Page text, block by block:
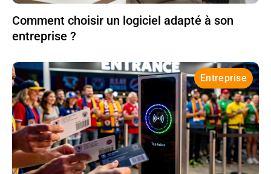
Comment choisir un logiciel adapté à son
entreprise ?
Entreprise